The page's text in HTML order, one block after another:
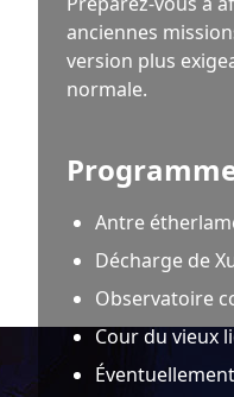
anciennes
version plus
normale.
Antre
Décharge de
Observatoire
Cour du vieux